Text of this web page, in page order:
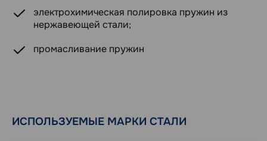
электрохимическая полировка пружин из
нержавеющей стали;
промасливание пружин
ИСПОЛЬЗУЕМЫЕ МАРКИ СТАЛИ